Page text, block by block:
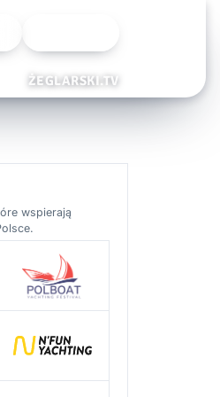
ŻEGLARSKI.TV
wspierają